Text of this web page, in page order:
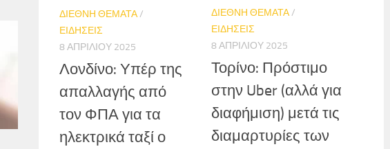
ΔΙΕΘΝΗ ΘΕΜΑΤΑ/
ΕΙΔΗΣΕΙΣ
8 ΑΠΡΙΛΊΟΥ 2025
Λονδίνο: Υπέρ της
απαλλαγής από
τον ΦΠΑ για τα
ηλεκτρικά ταξί ο
ΔΙΕΘΝΗ ΘΕΜΑΤΑ/
ΕΙΔΗΣΕΙΣ
8 ΑΠΡΙΛΊΟΥ 2025
Τορίνο: Πρόστιμο
στην Uber (αλλά για
διαφήμιση) μετά τις
διαμαρτυρίες των